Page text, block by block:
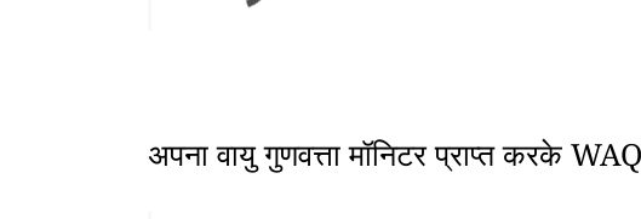
अपना वायु गुणवत्ता मॉनिटर प्राप्त करके